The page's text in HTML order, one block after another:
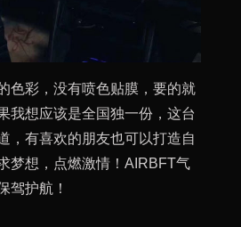
色彩，没有喷色贴膜，要的就
我想应该是全国独一份，这台
，有喜欢的朋友也可以打造自
梦想，点燃激情！AIRBFT气
驾护航！